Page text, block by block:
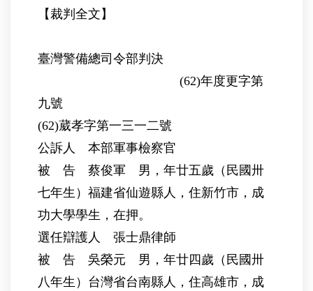
【裁判全文】
臺灣警備總司令部判決
(62)年度更字第
九號
(62)葳孝字第一三一二號
公訴人 本部軍事檢察官
被 告 蔡俊軍 男，年廿五歲（民國卅
七年生）福建省仙遊縣人，住新竹市，成
功大學學生，在押。
選任辯護人 張士鼎律師
被 告 吳榮元 男，年廿四歲（民國卅
八年生）台灣省台南縣人，住高雄市，成